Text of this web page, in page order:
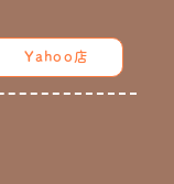
Yahoo店